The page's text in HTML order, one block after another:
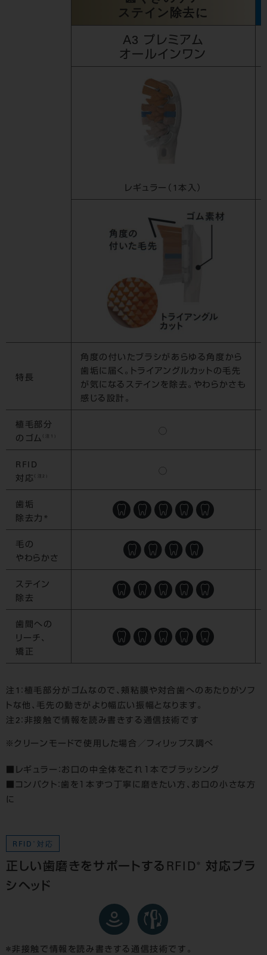
ステイン除去に
A3 プレミアム
オールインワン
レギュラー（1本入）
特長
角度の付いたブラシがあらゆる角度から
歯垢に届く。トライアングルカットの毛先
が気になるステインを除去。やわらかさも
感じる設計。
植毛部分
のゴム
RFID
対応
（注2)
歯垢
除去力*
毛の
やわらかさ
ステイン
除去
歯間への
リーチ、
矯正
注1：植毛部分がゴムなので、頬粘膜や対合歯へのあたりがソフ
トな他、毛先の動きがより幅広い振幅となります。
注2：非接触で情報を読み書きする通信技術です
クリーンモードで使用した場合／フィリップス調べ
■レギュラー：お口の中全体をこれ１本でブラッシング
■コンパクト：歯を１本ずつ丁寧に磨きたい方、お口の小さな方
に
RFID ＊ 対応
正しい歯磨きをサポートするRFID ＊
対応ブラ
シヘッド
非接触で情報を読み書きする通信技術です。